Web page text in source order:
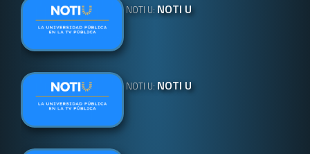
NOTI U: NOTI U
NOTI U: NOTI U